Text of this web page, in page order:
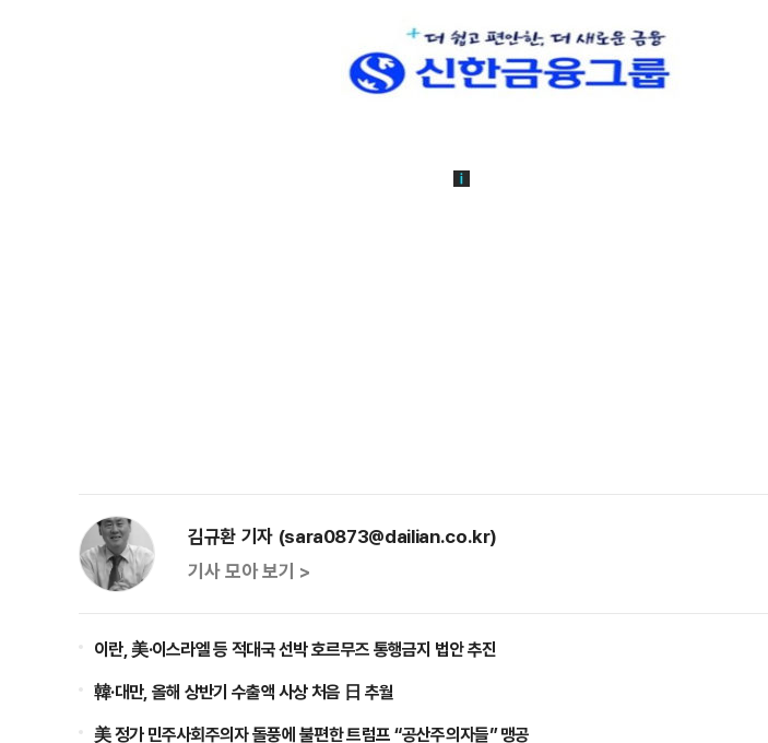
김규환 기자 (sara0873@dailian.co.kr)
기사 모아 보기 >
이란, 美·이스라엘 등 적대국 선박 호르무즈 통행금지 법안 추진
韓·대만, 올해 상반기 수출액 사상 처음 日 추월
美 정가 민주사회주의자 돌풍에 불편한 트럼프 “공산주의자들” 맹공